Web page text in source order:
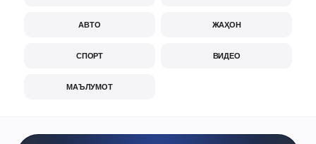
АВТО ЖАҲОН
СПОРТ ВИДЕО
МАЪЛУМОТ